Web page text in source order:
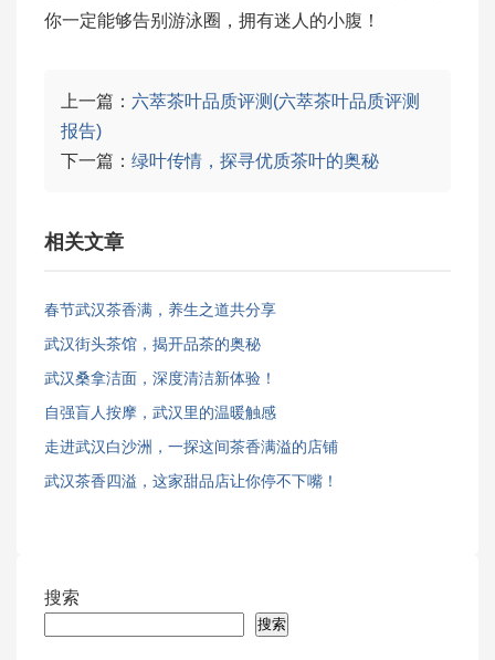
你一定能够告别游泳圈，拥有迷人的小腹！
上一篇： 六萃茶叶品质评测(六萃茶叶品质评测
报告)
下一篇： 绿叶传情，探寻优质茶叶的奥秘
相关文章
春节武汉茶香满，养生之道共分享
武汉街头茶馆，揭开品茶的奥秘
武汉桑拿洁面，深度清洁新体验！
自强盲人按摩，武汉里的温暖触感
走进武汉白沙洲，一探这间茶香满溢的店铺
武汉茶香四溢，这家甜品店让你停不下嘴！
搜索
搜索